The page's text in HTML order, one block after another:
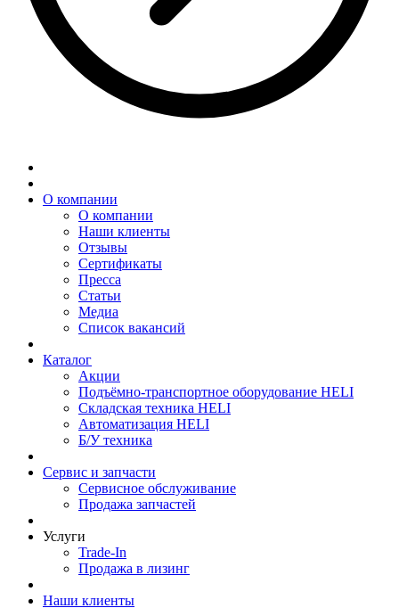
О компании
О компании
Наши клиенты
Отзывы
Сертификаты
Пресса
Статьи
Медиа
Список вакансий
Каталог
Акции
Подъёмно-транспортное оборудование HELI
Складская техника HELI
Автоматизация HELI
Б/У техника
Сервис и запчасти
Сервисное обслуживание
Продажа запчастей
Услуги
Trade-In
Продажа в лизинг
Наши клиенты